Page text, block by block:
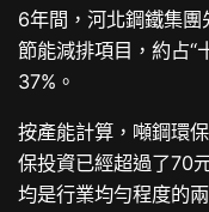
6年間，河北鋼鐵集
節能減排項目，約占“
37%。
按產能計算，噸鋼環
保投資已經超過了70
均是行業均勻程度的